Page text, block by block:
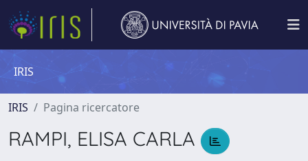
IRIS
IRIS Pagina ricercatore
RAMPI, ELISA CARLA